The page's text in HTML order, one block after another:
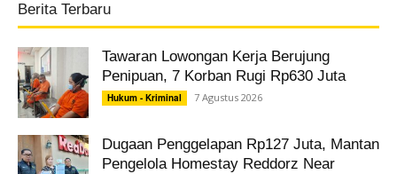
Berita Terbaru
Tawaran Lowongan Kerja Berujung
Penipuan, 7 Korban Rugi Rp630 Juta
Hukum - Kriminal 7 Agustus 2026
Dugaan Penggelapan Rp127 Juta, Mantan
Pengelola Homestay Reddorz Near